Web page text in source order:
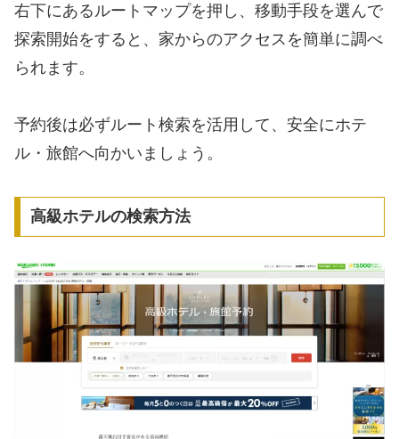
右下にあるルートマップを押し、移動手段を選んで
探索開始をすると、家からのアクセスを簡単に調べ
られます。
予約後は必ずルート検索を活用して、安全にホテ
ル・旅館へ向かいましょう。
高級ホテルの検索方法